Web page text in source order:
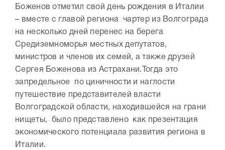
Боженов отметил свой день рождения в Италии
– вместе с главой региона чартер из Волгограда
на несколько дней перенес на берега
Средиземноморья местных депутатов,
министров и членов их семей, а также друзей
Сергея Боженова из Астрахани.Тогда это
запредельное по циничности и наглости
путешествие представителей власти
Волгоградской области, находившейся на грани
нищеты, было представлено как презентация
экономического потенциала развития региона в
Италии.